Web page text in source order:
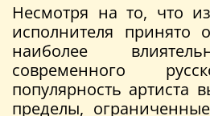
Несмотря на то, что
исполнителя принято
наиболее
современного
популярность артиста
пределы,